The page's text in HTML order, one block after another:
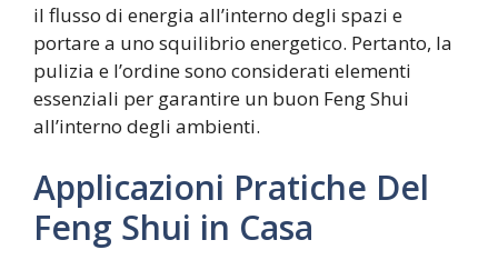
il flusso di energia all’interno degli spazi e
portare a uno squilibrio energetico. Pertanto, la
pulizia e l’ordine sono considerati elementi
essenziali per garantire un buon Feng Shui
all’interno degli ambienti.
Applicazioni Pratiche Del
Feng Shui in Casa